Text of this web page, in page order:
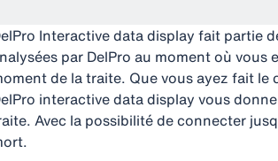
Interactive data display fait partie
par DelPro au moment où
de la traite. Que vous ayez fait le
interactive data display vous
Avec la possibilité de connecter